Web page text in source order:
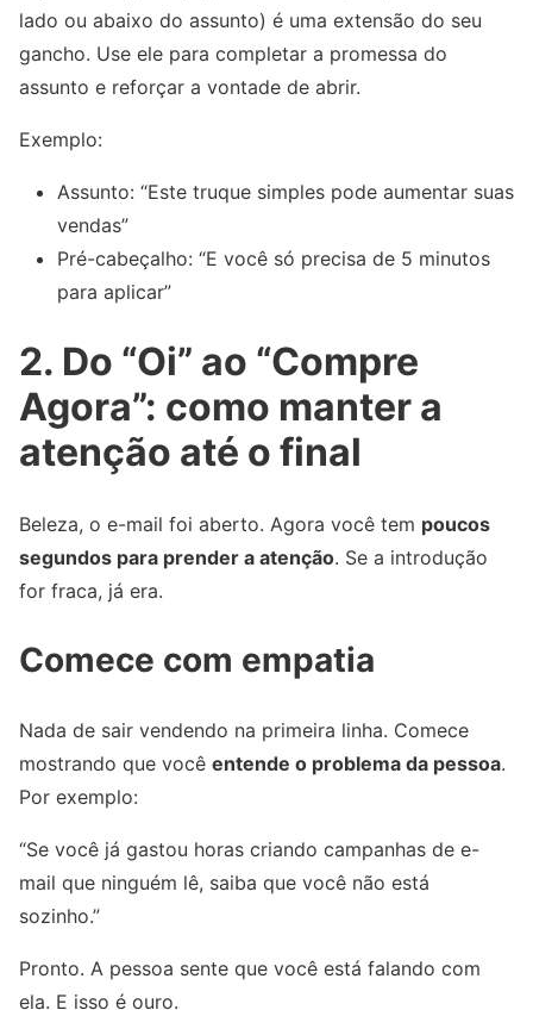
lado ou abaixo do assunto) é uma extensão do seu
gancho. Use ele para completar a promessa do
assunto e reforçar a vontade de abrir.
Exemplo:
Assunto: “Este truque simples pode aumentar suas
vendas”
Pré-cabeçalho: “E você só precisa de 5 minutos
para aplicar”
2. Do “Oi” ao “Compre
Agora”: como manter a
atenção até o final
Beleza, o e-mail foi aberto. Agora você tem poucos
segundos para prender a atenção. Se a introdução
for fraca, já era.
Comece com empatia
Nada de sair vendendo na primeira linha. Comece
mostrando que você entende o problema da pessoa.
Por exemplo:
“Se você já gastou horas criando campanhas de e-
mail que ninguém lê, saiba que você não está
sozinho.”
Pronto. A pessoa sente que você está falando com
ela. E isso é ouro.